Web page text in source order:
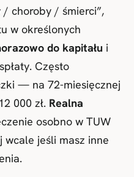
choroby / śmierci”,
w określonych
do kapitału i
Często
— na 72-miesięcznej
000 zł. Realna
osobno w TUW
wcale jeśli masz inne